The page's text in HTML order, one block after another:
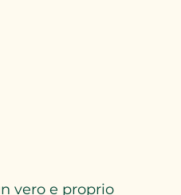
vero e proprio